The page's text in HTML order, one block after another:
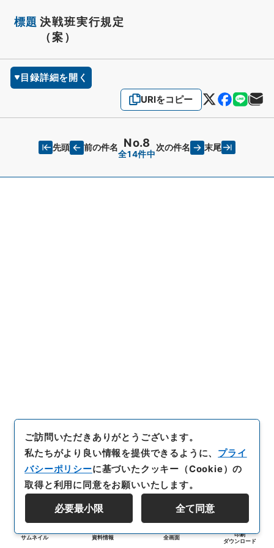
標題 決戦班実行規定
（案）
目録詳細を開く
URIをコピー
先頭 前の件名 No.8
全14件中
次の件名 末尾
サムネイル 資料情報 全画面
印刷
ダウンロード
ご訪問いただきありがとうございます。
私たちがより良い情報を提供できるように、 プライ
バシーポリシーに基づいたクッキー（Cookie）の
取得と利用に同意をお願いいたします。
必要最小限 全て同意